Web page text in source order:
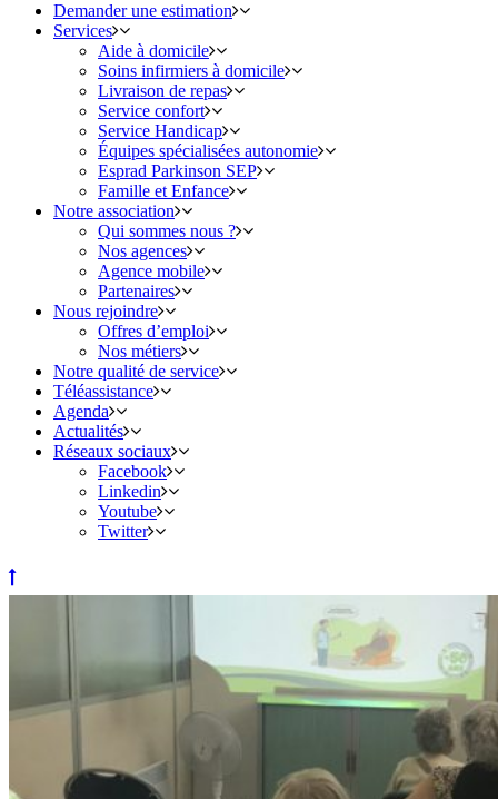
Demander une estimation
Services
Aide à domicile
Soins infirmiers à domicile
Livraison de repas
Service confort
Service Handicap
Équipes spécialisées autonomie
Esprad Parkinson SEP
Famille et Enfance
Notre association
Qui sommes nous ?
Nos agences
Agence mobile
Partenaires
Nous rejoindre
Offres d’emploi
Nos métiers
Notre qualité de service
Téléassistance
Agenda
Actualités
Réseaux sociaux
Facebook
Linkedin
Youtube
Twitter